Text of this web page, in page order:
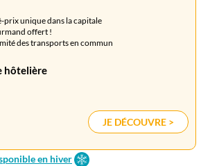
unique dans la capitale
offert !
des transports en commun
hôtelière
JE DÉCOUVRE >
en hiver